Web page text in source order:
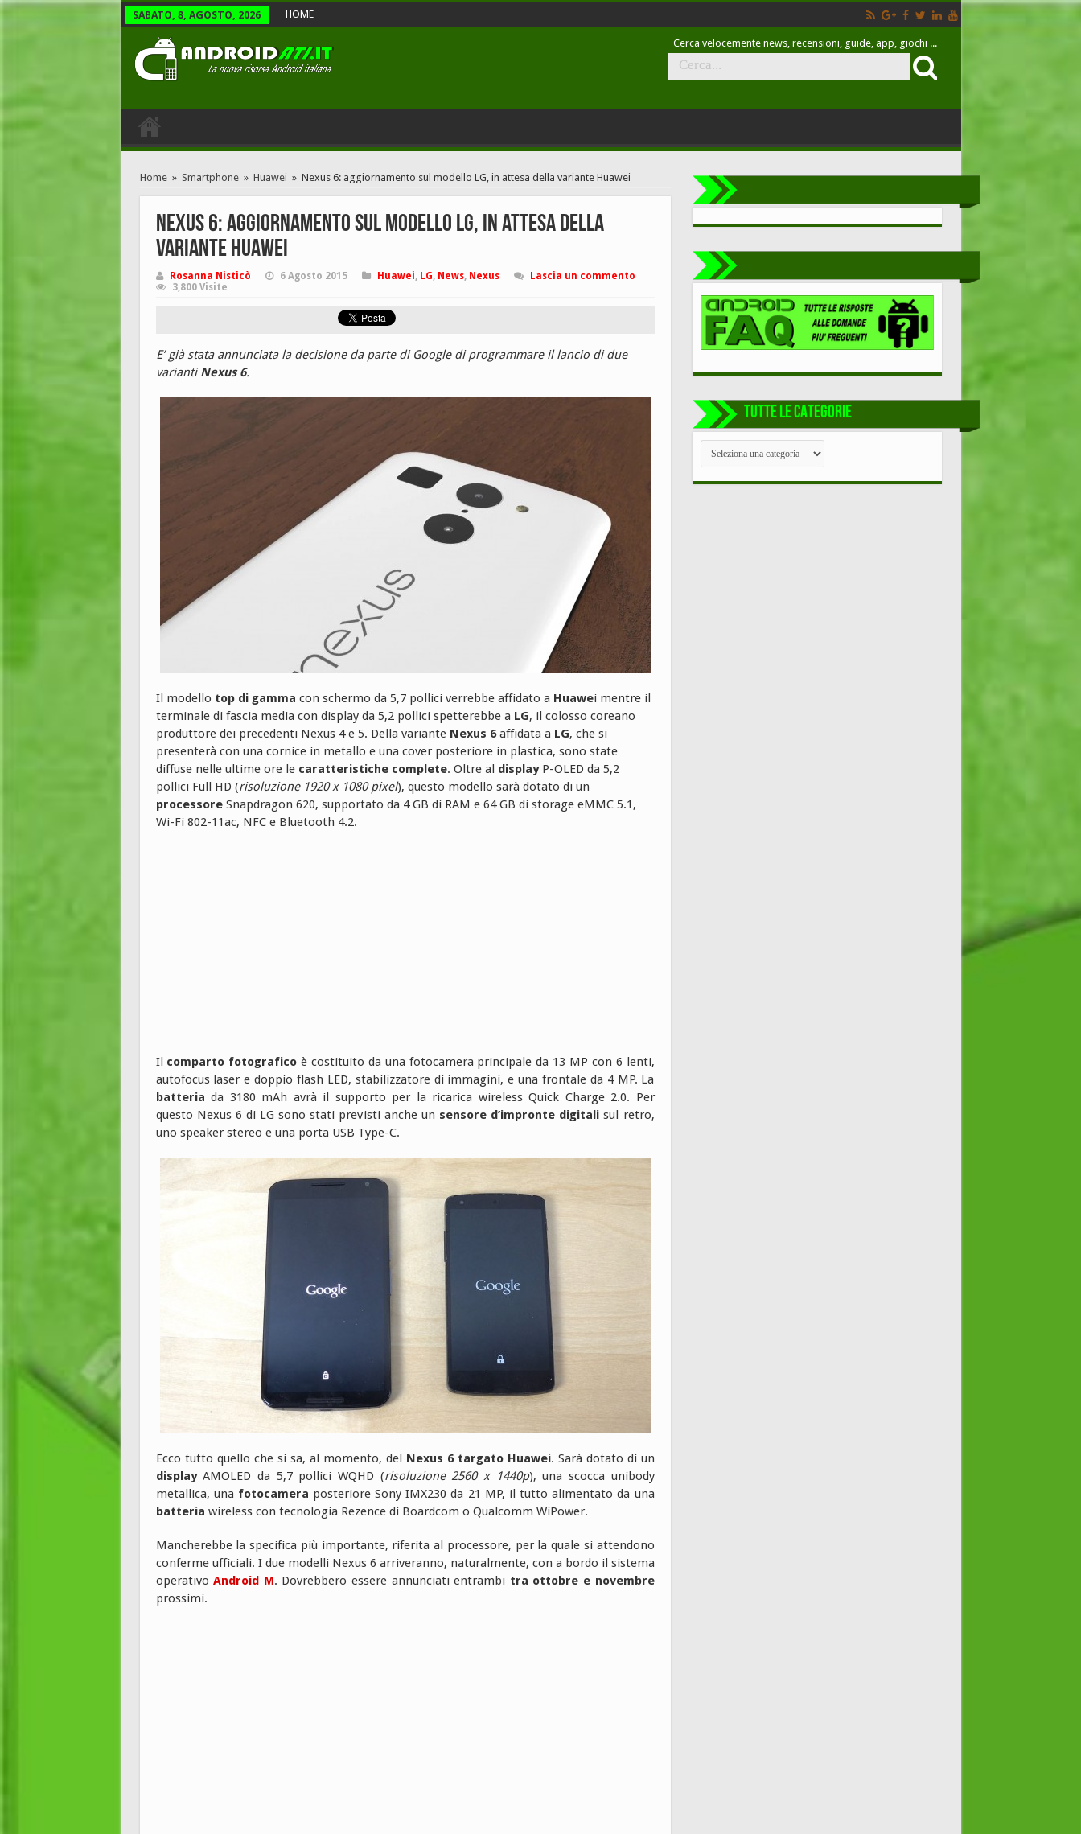
SABATO, 8, AGOSTO, 2026 HOME
Cerca velocemente news, recensioni, guide, app, giochi ...
Home » Smartphone » Huawei » Nexus 6: aggiornamento sul modello LG, in attesa della variante Huawei
Nexus 6: aggiornamento sul modello LG, in attesa della
variante Huawei
Rosanna Nisticò 6 Agosto 2015 Huawei, LG, News, Nexus
Lascia un commento
3,800 Visite
E’ già stata annunciata la decisione da parte di Google di programmare il lancio di due
variantiNexus 6.
Il modello top di gamma con schermo da 5,7 pollici verrebbe affidato a Huawei mentre il
terminale di fascia media con display da 5,2 pollici spetterebbe a LG, il colosso coreano
produttore dei precedenti Nexus 4 e 5. Della varianteNexus 6affidata a LG, che si
presenterà con una cornice in metallo e una cover posteriore in plastica, sono state
diffuse nelle ultime ore le caratteristiche complete. Oltre al displayP-OLED da 5,2
pollici Full HD (risoluzione 1920 x 1080 pixel), questo modello sarà dotato di un
processoreSnapdragon 620, supportato da 4 GB di RAM e 64 GB di storage eMMC 5.1,
Wi-Fi 802-11ac, NFC e Bluetooth 4.2.
Il comparto fotografico è costituito da una fotocamera principale da 13 MP con 6 lenti,
autofocus laser e doppio flash LED, stabilizzatore di immagini, e una frontale da 4 MP. La
batteria da 3180 mAh avrà il supporto per la ricarica wireless Quick Charge 2.0. Per
questo Nexus 6 di LG sono stati previsti anche un sensore d’impronte digitali sul retro,
uno speaker stereo e una porta USB Type-C.
Ecco tutto quello che si sa, al momento, del Nexus 6 targato Huawei. Sarà dotato di un
displayAMOLED da 5,7 pollici WQHD (risoluzione 2560 x 1440p), una scocca unibody
metallica, una fotocamera posteriore Sony IMX230 da 21 MP, il tutto alimentato da una
batteria wireless con tecnologia Rezence di Boardcom o Qualcomm WiPower.
Mancherebbe la specifica più importante, riferita al processore, per la quale si attendono
conferme ufficiali. I due modelli Nexus 6 arriveranno, naturalmente, con a bordo il sistema
operativoAndroid M. Dovrebbero essere annunciati entrambi tra ottobre e novembre
prossimi.
TUTTE LE CATEGORIE
TUTTE
CATEGORIE